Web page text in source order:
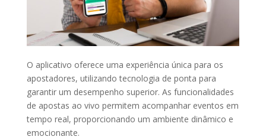
O aplicativo oferece uma experiência única para os
apostadores, utilizando tecnologia de ponta para
garantir um desempenho superior. As funcionalidades
de apostas ao vivo permitem acompanhar eventos em
tempo real, proporcionando um ambiente dinâmico e
emocionante.